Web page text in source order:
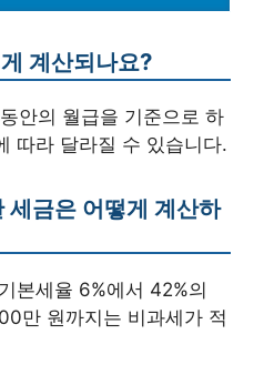
계산되나요?
안의 월급을 기준으로 하
따라 달라질 수 있습니다.
세금은 어떻게 계산하
본세율 6%에서 42%의
만 원까지는 비과세가 적